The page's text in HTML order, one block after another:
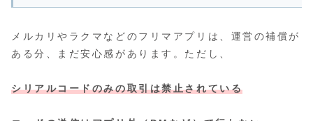
メルカリやラクマなどのフリマアプリは、運営の補償が
ある分、まだ安心感があります。ただし、
シリアルコードのみの取引は禁止されている